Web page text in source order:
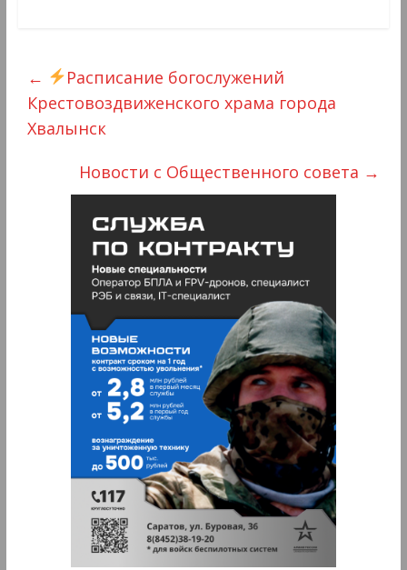
←
Расписание богослужений
Крестовоздвиженского храма города
Хвалынск
Новости с Общественного совета →